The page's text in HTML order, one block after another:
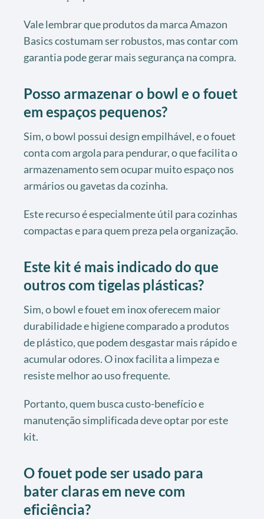
Vale lembrar que produtos da marca Amazon
Basics costumam ser robustos, mas contar com
garantia pode gerar mais segurança na compra.
Posso armazenar o bowl e o fouet
em espaços pequenos?
Sim, o bowl possui design empilhável, e o fouet
conta com argola para pendurar, o que facilita o
armazenamento sem ocupar muito espaço nos
armários ou gavetas da cozinha.
Este recurso é especialmente útil para cozinhas
compactas e para quem preza pela organização.
Este kit é mais indicado do que
outros com tigelas plásticas?
Sim, o bowl e fouet em inox oferecem maior
durabilidade e higiene comparado a produtos
de plástico, que podem desgastar mais rápido e
acumular odores. O inox facilita a limpeza e
resiste melhor ao uso frequente.
Portanto, quem busca custo-benefício e
manutenção simplificada deve optar por este
kit.
O fouet pode ser usado para
bater claras em neve com
eficiência?